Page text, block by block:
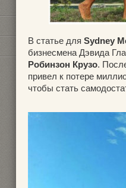
В статье для Sydney
бизнесмена Дэвида
Робинзон Крузо.
привел к потере
чтобы стать